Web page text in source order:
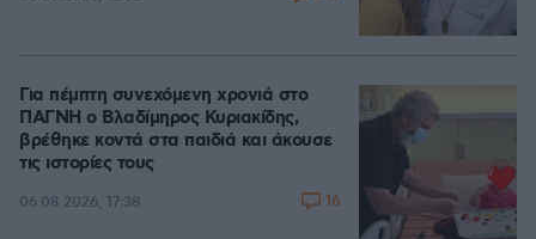
Για πέμπτη συνεχόμενη χρονιά στο
ΠΑΓΝΗ ο Βλαδίμηρος Κυριακίδης,
βρέθηκε κοντά στα παιδιά και άκουσε
τις ιστορίες τους
06.08.2026, 17:38 16